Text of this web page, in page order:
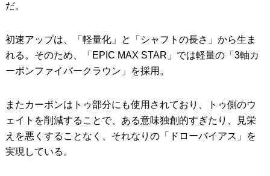
だ。
初速アップは、「軽量化」と「シャフトの長さ」から生ま
れる。そのため、「EPIC MAX STAR」では軽量の「3軸カ
ーボンファイバークラウン」を採用。
またカーボンはトゥ部分にも使用されており、トゥ側のウ
ェイトを削減することで、ある意味独創的すぎたり、見栄
えを悪くすることなく、それなりの「ドローバイアス」を
実現している。